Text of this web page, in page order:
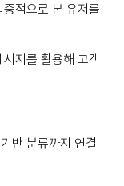
적으로 본 유저를
지를 활용해 고객
반 분류까지 연결